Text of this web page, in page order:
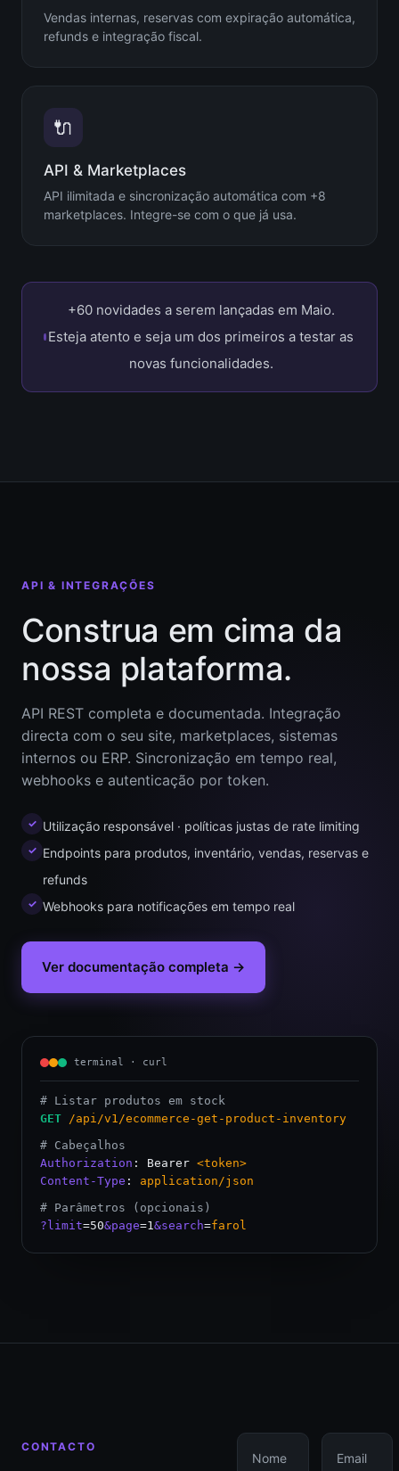
Vendas internas, reservas com expiração automática,
refunds e integração fiscal.
🔌
API & Marketplaces
API ilimitada e sincronização automática com +8
marketplaces. Integre-se com o que já usa.
+60 novidades a serem lançadas em Maio.
Esteja atento e seja um dos primeiros a testar as
novas funcionalidades.
API & INTEGRAÇÕES
Construa em cima da
nossa plataforma.
API REST completa e documentada. Integração
directa com o seu site, marketplaces, sistemas
internos ou ERP. Sincronização em tempo real,
webhooks e autenticação por token.
✓ Utilização responsável · políticas justas de rate limiting
✓ Endpoints para produtos, inventário, vendas, reservas e
refunds
✓ Webhooks para notificações em tempo real
Ver documentação completa →
terminal · curl
# Listar produtos em stock
GET /api/v1/ecommerce-get-product-inventory
# Cabeçalhos
Authorization : Bearer <token>
Content-Type :
application/json
# Parâmetros (opcionais)
?limit=50&page=1&search=farol
CONTACTO